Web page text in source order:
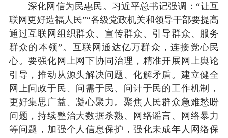
深化网信为民惠民。习近平总书记强调：“让互
联网更好造福人民”“各级党政机关和领导干部要提高
通过互联网组织群众、宣传群众、引导群众、服务
群众的本领”。互联网通达亿万群众，连接党心民
心。要强化网上网下协同治理，精准开展网上舆论
引导，推动从源头解决问题、化解矛盾。建立健全
网上问政于民、问需于民、问计于民的工作机制，
更好集思广益、凝心聚力。聚焦人民群众急难愁盼
问题，持续整治大数据杀熟、网络谣言、网络暴力
等问题，加强个人信息保护，强化未成年人网络保